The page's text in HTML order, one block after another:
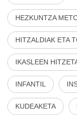
HEZKUNTZA
HITZALDIAK ETA
IKASLEEN
INFANTIL
KUDEAKETA